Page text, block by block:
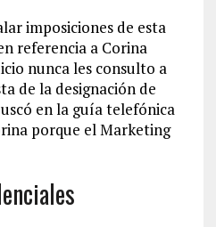
imposiciones de esta
referencia a Corina
nunca les consulto a
de la designación de
en la guía telefónica
porque el Marketing